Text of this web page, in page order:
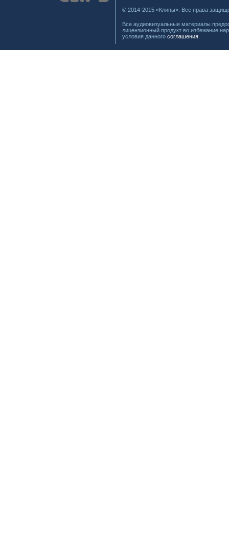
© 2014-2015 «Клипы». Все права
Все аудиовизуальные материалы
лицензионный продукт во избежание
условия данного соглашения